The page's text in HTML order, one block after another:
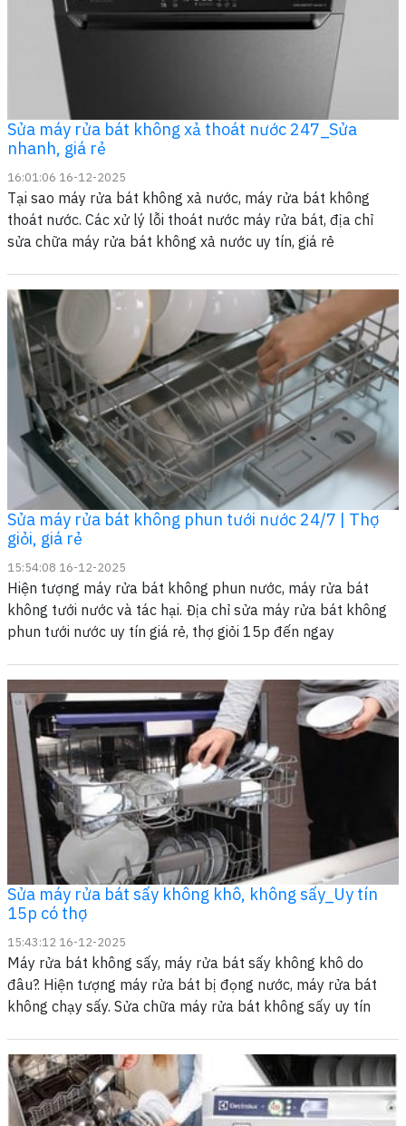
Sửa máy rửa bát không xả thoát nước 247_Sửa
nhanh, giá rẻ
16:01:06 16-12-2025
Tại sao máy rửa bát không xả nước, máy rửa bát không
thoát nước. Các xử lý lỗi thoát nước máy rửa bát, địa chỉ
sửa chữa máy rửa bát không xả nước uy tín, giá rẻ
Sửa máy rửa bát không phun tưới nước 24/7 | Thợ
giỏi, giá rẻ
15:54:08 16-12-2025
Hiện tượng máy rửa bát không phun nước, máy rửa bát
không tưới nước và tác hại. Địa chỉ sửa máy rửa bát không
phun tưới nước uy tín giá rẻ, thợ giỏi 15p đến ngay
Sửa máy rửa bát sấy không khô, không sấy_Uy tín
15p có thợ
15:43:12 16-12-2025
Máy rửa bát không sấy, máy rửa bát sấy không khô do
đâu?. Hiện tượng máy rửa bát bị đọng nước, máy rửa bát
không chạy sấy. Sửa chữa máy rửa bát không sấy uy tín